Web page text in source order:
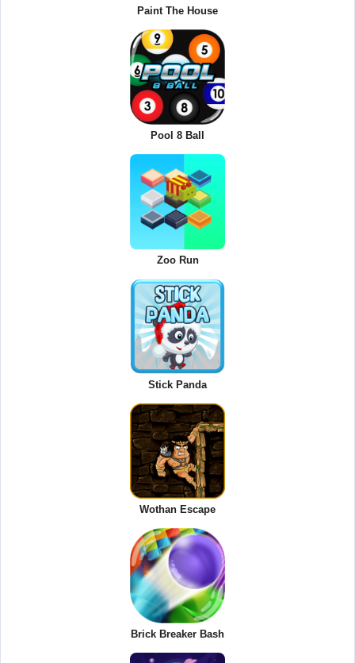
Paint The House
Pool 8 Ball
Zoo Run
Stick Panda
Wothan Escape
Brick Breaker Bash